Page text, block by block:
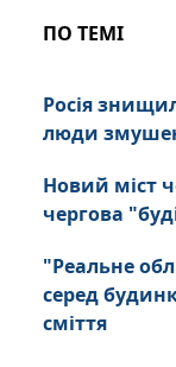
ПО ТЕМІ
Росія
люди
Новий міст
чергова
"Реальне
серед
сміття